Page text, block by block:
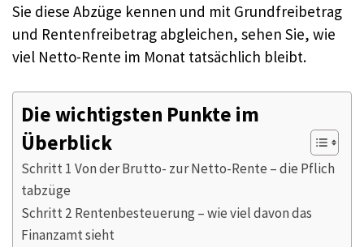
Sie diese Abzüge kennen und mit Grundfreibetrag
und Rentenfreibetrag abgleichen, sehen Sie, wie
viel Netto-Rente im Monat tatsächlich bleibt.
Die wichtigsten Punkte im
Überblick
Schritt 1 Von der Brutto- zur Netto-Rente – die Pflich
tabzüge
Schritt 2 Rentenbesteuerung – wie viel davon das
Finanzamt sieht